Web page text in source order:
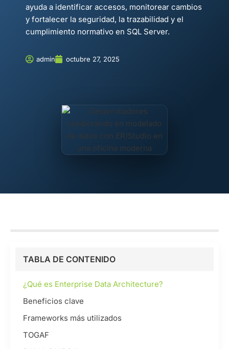
ayuda a identificar accesos, monitorear cambios
y fortalecer la seguridad, la trazabilidad y el
cumplimiento normativo en SQL Server.
admin octubre 27, 2025
TABLA DE CONTENIDO
¿Qué es Enterprise Data Architecture?
Beneficios clave
Frameworks más utilizados
TOGAF